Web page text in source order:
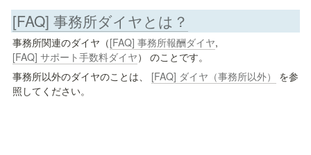
[FAQ] 事務所ダイヤとは？
事務所関連のダイヤ（[FAQ] 事務所報酬ダイヤ,
[FAQ] サポート手数料ダイヤ） のことです。
事務所以外のダイヤのことは、 [FAQ] ダイヤ（事務所以外）
を参
照してください。